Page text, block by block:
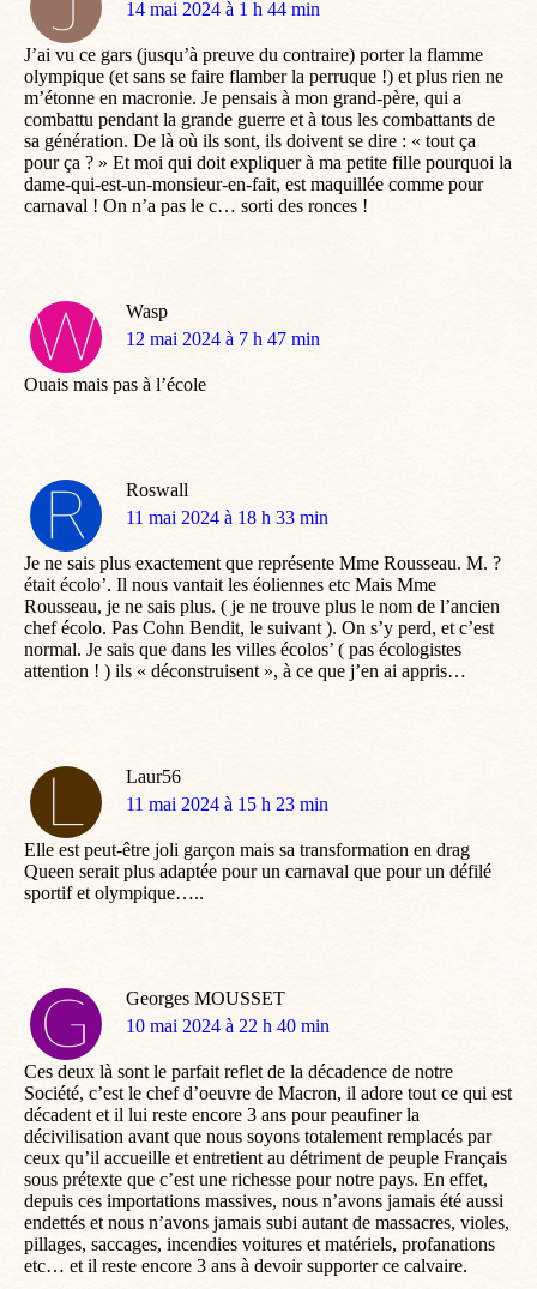
dit
14 mai 2024 à 1 h 44 min
J’ai vu ce gars (jusqu’à preuve du contraire) porter la flamme
olympique (et sans se faire flamber la perruque !) et plus rien ne
m’étonne en macronie. Je pensais à mon grand-père, qui a
combattu pendant la grande guerre et à tous les combattants de
sa génération. De là où ils sont, ils doivent se dire : « tout ça
pour ça ? » Et moi qui doit expliquer à ma petite fille pourquoi la
dame-qui-est-un-monsieur-en-fait, est maquillée comme pour
carnaval ! On n’a pas le c… sorti des ronces !
Wasp
dit
12 mai 2024 à 7 h 47 min
Ouais mais pas à l’école
Roswall
dit
11 mai 2024 à 18 h 33 min
Je ne sais plus exactement que représente Mme Rousseau. M. ?
était écolo’. Il nous vantait les éoliennes etc Mais Mme
Rousseau, je ne sais plus. ( je ne trouve plus le nom de l’ancien
chef écolo. Pas Cohn Bendit, le suivant ). On s’y perd, et c’est
normal. Je sais que dans les villes écolos’ ( pas écologistes
attention ! ) ils « déconstruisent », à ce que j’en ai appris…
Laur56
dit
11 mai 2024 à 15 h 23 min
Elle est peut-être joli garçon mais sa transformation en drag
Queen serait plus adaptée pour un carnaval que pour un défilé
sportif et olympique…..
Georges MOUSSET
dit
10 mai 2024 à 22 h 40 min
Ces deux là sont le parfait reflet de la décadence de notre
Société, c’est le chef d’oeuvre de Macron, il adore tout ce qui est
décadent et il lui reste encore 3 ans pour peaufiner la
décivilisation avant que nous soyons totalement remplacés par
ceux qu’il accueille et entretient au détriment de peuple Français
sous prétexte que c’est une richesse pour notre pays. En effet,
depuis ces importations massives, nous n’avons jamais été aussi
endettés et nous n’avons jamais subi autant de massacres, violes,
pillages, saccages, incendies voitures et matériels, profanations
etc… et il reste encore 3 ans à devoir supporter ce calvaire.